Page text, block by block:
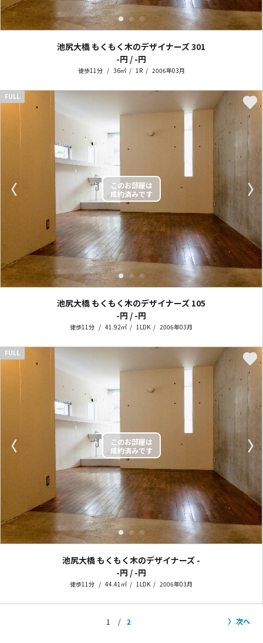
池尻大橋 もくもく木のデザイナーズ301
-円 / -円
徒歩11分 36㎡ 1R 2006年03月
〈 〉
FULL
池尻大橋 もくもく木のデザイナーズ 105
-円 / -円
徒歩11分 41.92㎡ 1LDK 2006年03月
〈 〉
FULL
池尻大橋 もくもく木のデザイナーズ -
-円 / -円
徒歩11分 44.41㎡ 1LDK 2006年03月
1 2 次へ